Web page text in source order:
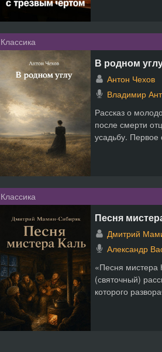
Классика
В родном
Антон Чехов
Владимир
Рассказ о
после смерти
усадьбу.
Классика
Песня
Дмитрий
Александр
«Песня мистера
(святочный)
которого